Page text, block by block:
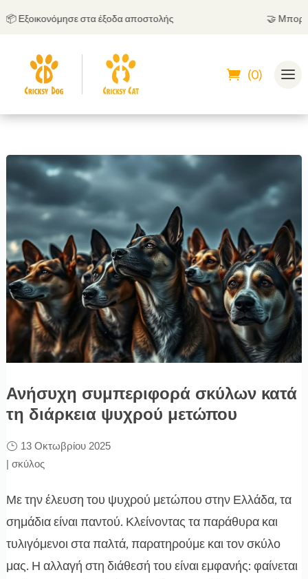
στα έξοδα αποστολής Μπορείς να
(0)
Ανήσυχη συμπεριφορά σκύλων κατά
τη διάρκεια ψυχρού μετώπου
13 Οκτωβρίου 2025
| σκύλος
Με την έλευση του ψυχρού μετώπου στην Ελλάδα, τα
σημάδια είναι παντού. Κλείνοντας τα παράθυρα και
τυλιγόμενοι στα παλτά, παρατηρούμε και τον σκύλο
μας. Η αλλαγή στη διάθεσή του είναι εμφανής: φαίνεται